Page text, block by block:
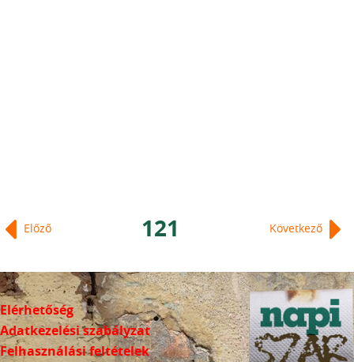
Előző Következő
121
Elérhetőség
Adatkezelési szabályzat
Felhasználási feltételek